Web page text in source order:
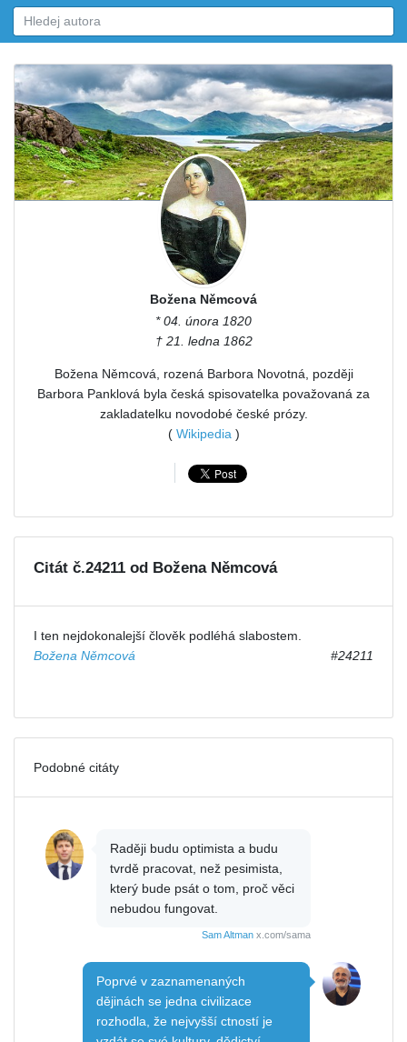
Božena Němcová
* 04. února 1820
† 21. ledna 1862
Božena Němcová, rozená Barbora Novotná, později
Barbora Panklová byla česká spisovatelka považovaná za
zakladatelku novodobé české prózy.
( Wikipedia )
Citát č.24211 od Božena Němcová
I ten nejdokonalejší člověk podléhá slabostem.
Božena Němcová
#24211
Podobné citáty
Raději budu optimista a budu
tvrdě pracovat, než pesimista,
který bude psát o tom, proč věci
nebudou fungovat.
Sam Altman x.com/sama
Poprvé v zaznamenaných
dějinách se jedna civilizace
rozhodla, že nejvyšší ctností je